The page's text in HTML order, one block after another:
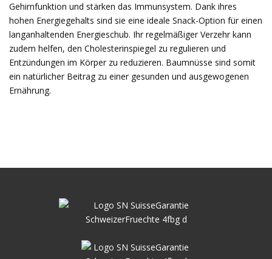
Gehirnfunktion und stärken das Immunsystem. Dank ihres
hohen Energiegehalts sind sie eine ideale Snack-Option für einen
langanhaltenden Energieschub. Ihr regelmäßiger Verzehr kann
zudem helfen, den Cholesterinspiegel zu regulieren und
Entzündungen im Körper zu reduzieren. Baumnüsse sind somit
ein natürlicher Beitrag zu einer gesunden und ausgewogenen
Ernährung.